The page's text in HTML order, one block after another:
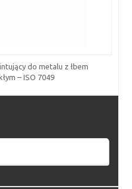
do metalu z łbem
– ISO 7049